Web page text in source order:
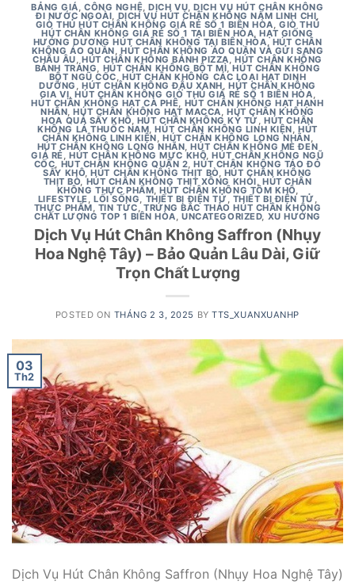
BẢNG GIÁ ,CÔNG NGHỆ ,DỊCH VỤ ,DỊCH VỤ HÚT CHÂN KHÔNG
ĐI NƯỚC NGOÀI DỊCH VỤ HÚT CHÂN KHÔNG NẤM LINH CHI
GIÒ THỦ HÚT CHÂN KHÔNG GIÁ RẺ SỐ 1 BIÊN HÒA ,GIÒ THỦ
HÚT CHÂN KHÔNG GIÁ RẺ SỐ 1 TẠI BIÊN HÒA ,HẠT GIỐNG
HƯỚNG DƯƠNG HÚT CHÂN KHÔNG TẠI BIÊN HÒA , HÚT CHÂN
KHÔNG ÁO QUẦN ,HÚT CHÂN KHÔNG ÁO QUẦN VÀ GỬI SANG
CHÂU ÂU ,HÚT CHÂN KHÔNG BÁNH PIZZA ,HÚT CHÂN KHÔNG
BÁNH TRÁNG HÚT CHÂN KHÔNG BỘT MÌ ,HÚT CHÂN KHÔNG
BỘT NGŨ CỐC ,HÚT CHÂN KHÔNG CÁC LOẠI HẠT DINH
DƯỠNG ,HÚT CHÂN KHÔNG ĐẬU XANH ,HÚT CHÂN KHÔNG
GIA VỊ ,HÚT CHÂN KHÔNG GIÒ THỦ GIÁ RẺ SỐ 1 BIÊN HÒA
HÚT CHÂN KHÔNG HẠT CÀ PHÊ HÚT CHÂN KHÔNG HẠT HẠNH
NHÂN ,HÚT CHÂN KHÔNG HẠT MACCA ,HÚT CHÂN KHÔNG
HOA QUẢ SẤY KHÔ HÚT CHÂN KHÔNG KỶ TỬ ,HÚT CHÂN
KHÔNG LÁ THUỐC NAM ,HÚT CHÂN KHÔNG LINH KIỆN ,HÚT
CHÂN KHÔNG LINH KIỆN ,HÚT CHÂN KHÔNG LONG NHÃN
HÚT CHÂN KHÔNG LONG NHÃN ,HÚT CHÂN KHÔNG MÈ ĐEN
GIÁ RẺ HÚT CHÂN KHÔNG MỰC KHÔ ,HÚT CHÂN KHÔNG NGŨ
CỐC HUT CHÂN KHÔNG QUẬN 2 ,HÚT CHÂN KHÔNG TÁO ĐỎ
SẤY KHÔ ,HÚT CHÂN KHÔNG THỊT BÒ HÚT CHÂN KHÔNG
THỊT BÒ ,HÚT CHÂN KHÔNG THỊT XÔNG KHÓI HÚT CHÂN
KHÔNG THỰC PHẨM ,HÚT CHÂN KHÔNG TÔM KHÔ
LIFESTYLE LỐI SỐNG THIẾT BỊ ĐIỆN TỬ THIẾT BỊ ĐIỆN TỬ
THỰC PHẨM TIN TỨC , TRỨNG BẮC THẢO HÚT CHÂN KHÔNG
CHẤT LƯỢNG TOP 1 BIÊN HÒA ,UNCATEGORIZED, XU HƯỚNG
Dịch Vụ Hút Chân Không Saffron (Nhụy
Hoa Nghệ Tây) – Bảo Quản Lâu Dài, Giữ
Trọn Chất Lượng
POSTED ON THÁNG 2 3, 2025 BYTTS_XUANXUANHP
03
Th2
Dịch Vụ Hút Chân Không Saffron (Nhụy Hoa Nghệ Tây)